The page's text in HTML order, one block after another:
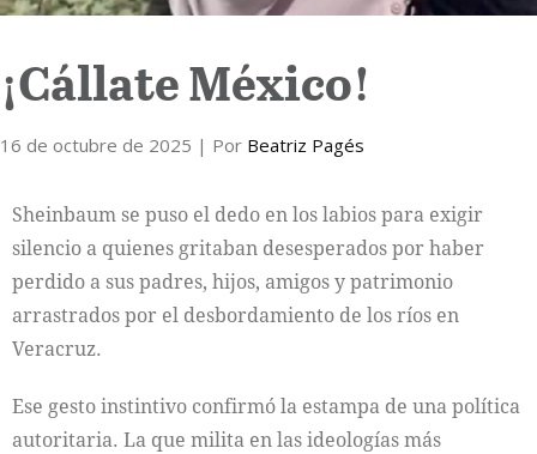
¡Cállate México!
16 de octubre de 2025 | Por Beatriz Pagés
Sheinbaum se puso el dedo en los labios para exigir
silencio a quienes gritaban desesperados por haber
perdido a sus padres, hijos, amigos y patrimonio
arrastrados por el desbordamiento de los ríos en
Veracruz.
Ese gesto instintivo confirmó la estampa de una política
autoritaria. La que milita en las ideologías más